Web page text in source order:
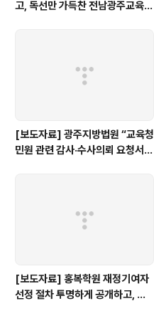
고, 독선만 가득찬 전남광주교육감
[보도자료] 광주지방법원 “교육청
민원 관련 감사·수사의뢰 요청서,
[보도자료] 홍복학원 재정기여자
선정 절차 투명하게 공개하고, 철